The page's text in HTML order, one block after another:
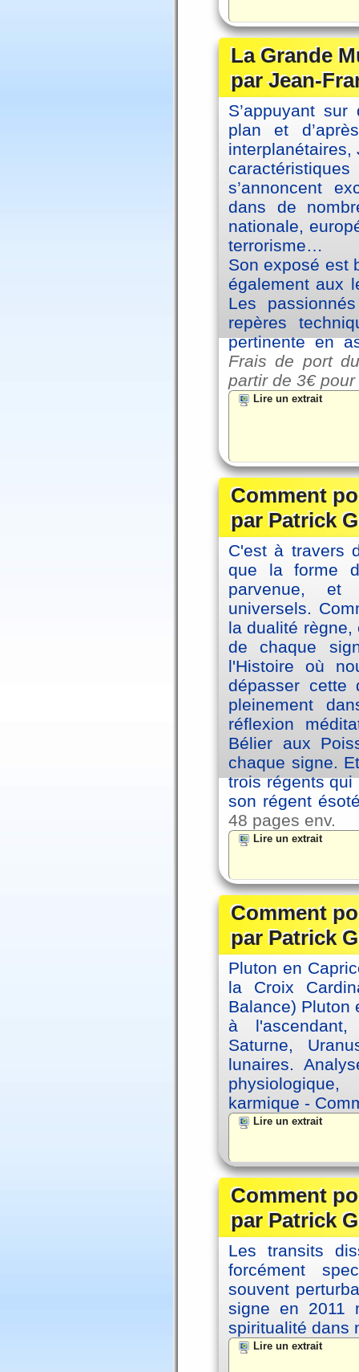
La Grande
par Jean-
S’appuyant
plan et
interplanétaires,
s’annoncent
dans de
nationale,
terrorisme…
Son exposé est
également aux
Les
repères
pertinente en
Frais de port
partir de 3€
Lire un extrait
Comment
par Patrick
C'est à travers
que la forme
parvenue, et
universels.
la dualité
de chaque
l'Histoire où
dépasser cette
pleinement
réflexion
Bélier aux
chaque signe.
trois régents
son régent
48 pages env.
Lire un extrait
Comment
par Patrick
Pluton en
la Croix
Balance) Pluton
à
Saturne,
lunaires.
karmique -
Lire un extrait
Comment
par Patrick
Les transits
forcément
souvent
signe en 2011
spiritualité dans
Lire un extrait